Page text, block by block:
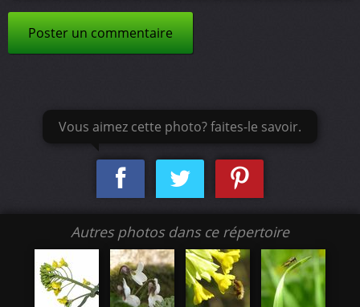
Poster un commentaire
Vous aimez cette photo? faites-le savoir.
Autres photos dans ce répertoire